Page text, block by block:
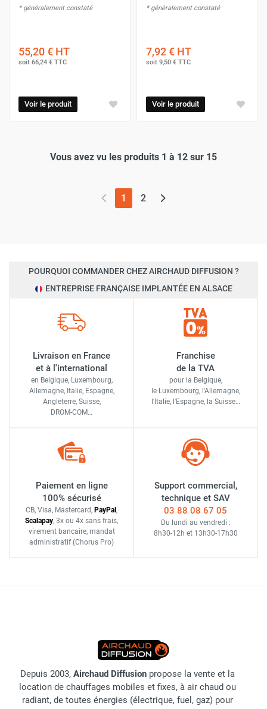
* généralement constaté
55,20 € HT
soit 66,24 € TTC
Voir le produit
* généralement constaté
7,92 € HT
soit 9,50 € TTC
Voir le produit
Vous avez vu les produits 1 à 12 sur 15
1 (page actuelle)
2
POURQUOI COMMANDER CHEZ AIRCHAUD DIFFUSION ?
ENTREPRISE FRANÇAISE IMPLANTÉE EN ALSACE
Livraison en France
et à l'international
en Belgique, Luxembourg,
Allemagne, Italie, Espagne,
Angleterre, Suisse,
DROM-COM…
Franchise
de la TVA
pour la Belgique,
le Luxembourg, l'Allemagne,
l'Italie, l'Espagne, la Suisse…
Paiement en ligne
100% sécurisé
CB, Visa, Mastercard, PayPal ,
Scalapay, 3x ou 4x sans frais,
virement bancaire, mandat
administratif (Chorus Pro)
Support commercial,
technique et SAV
03 88 08 67 05
Du lundi au vendredi :
8h30-12h et 13h30-17h30
Depuis 2003, Airchaud Diffusion propose la vente et la
location de chauffages mobiles et fixes, à air chaud ou
radiant, de toutes énergies (électrique, fuel, gaz) pour